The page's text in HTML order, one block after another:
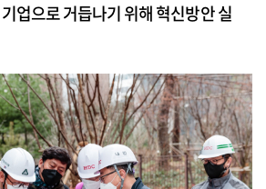
업으로 거듭나기 위해 혁신방안 실